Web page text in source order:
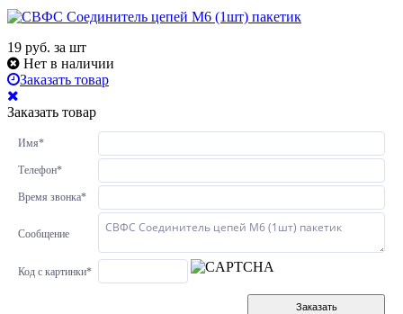
19 руб. за шт
Нет в наличии
Заказать товар
Заказать товар
Имя*
Телефон*
Время звонка*
Сообщение
Код с картинки*
Заказать